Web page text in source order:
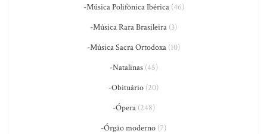
-Música Polifônica Ibérica(46)
-Música Rara Brasileira (3)
-Música Sacra Ortodoxa (10)
-Natalinas(45)
-Obituário (20)
-Ópera(248)
-Órgão moderno (7)